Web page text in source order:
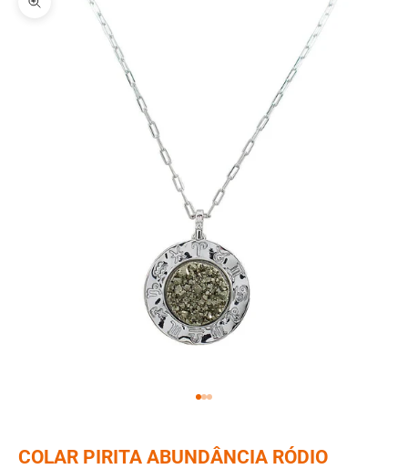
Zoom na imagem
Ir para item 1
Ir para item 2
Ir para item 3
COLAR PIRITA ABUNDÂNCIA RÓDIO